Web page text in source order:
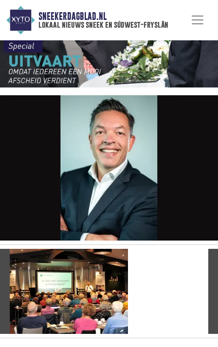
SNEEKERDAGBLAD.NL
lokaal nieuws sneek en súdwest-fryslân
Vorige